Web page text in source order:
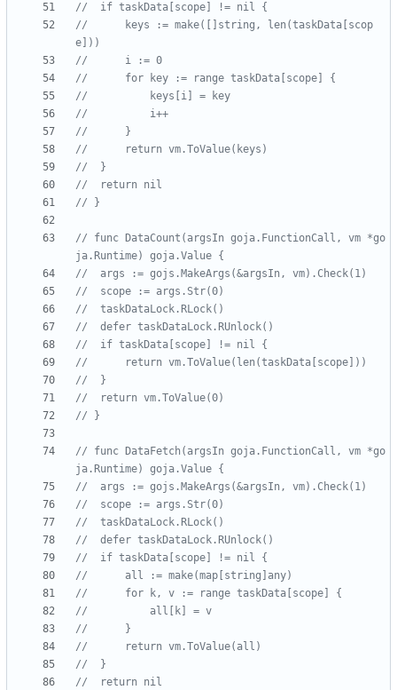
// 	if taskData[scope] != nil {
// 		keys := make([]string, len(taskData[scop
e]))
// 		i := 0
// 		for key := range taskData[scope] {
// 			keys[i] = key
// 			i++
// 		}
// 		return vm.ToValue(keys)
// 	}
// 	return nil
// }
// func DataCount(argsIn goja.FunctionCall, vm *go
ja.Runtime) goja.Value {
// 	args := gojs.MakeArgs(&argsIn, vm).Check(1)
// 	scope := args.Str(0)
// 	taskDataLock.RLock()
// 	defer taskDataLock.RUnlock()
// 	if taskData[scope] != nil {
// 		return vm.ToValue(len(taskData[scope]))
// 	}
// 	return vm.ToValue(0)
// }
// func DataFetch(argsIn goja.FunctionCall, vm *go
ja.Runtime) goja.Value {
// 	args := gojs.MakeArgs(&argsIn, vm).Check(1)
// 	scope := args.Str(0)
// 	taskDataLock.RLock()
// 	defer taskDataLock.RUnlock()
// 	if taskData[scope] != nil {
// 		all := make(map[string]any)
// 		for k, v := range taskData[scope] {
// 			all[k] = v
// 		}
// 		return vm.ToValue(all)
// 	}
// 	return nil